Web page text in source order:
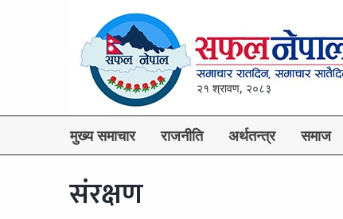
२१ श्रावण, २०८३
मुख्य समाचार राजनीति अर्थतन्त्र समाज
संरक्षण